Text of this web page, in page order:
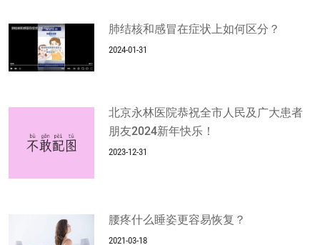
肺结核和感冒在症状上如何区分？
2024-01-31
北京永林医院恭祝全市人民及广大患者
朋友2024新年快乐！
2023-12-31
腰疼什么睡姿更容易恢复？
2021-03-18